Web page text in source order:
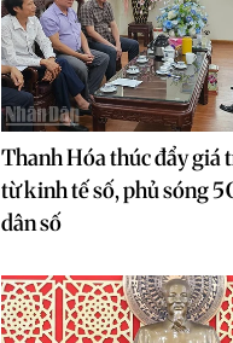
Thanh Hóa thúc đẩy giá
từ kinh tế số, phủ sóng
dân số